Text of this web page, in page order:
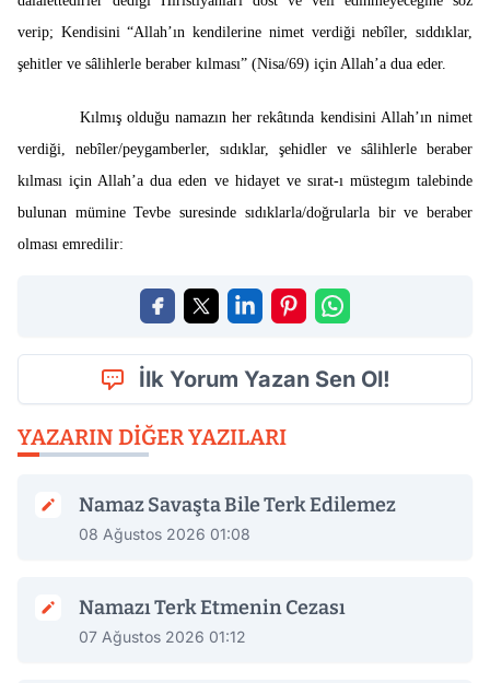
verip; Kendisini “Allah’ın kendilerine nimet verdiği nebîler, sıddıklar,
şehitler ve sâlihlerle beraber kılması” (Nisa/69) için Allah’a dua eder.
Kılmış olduğu namazın her rekâtında kendisini Allah’ın nimet
verdiği, nebîler/peygamberler, sıdıklar, şehidler ve sâlihlerle beraber
kılması için Allah’a dua eden ve hidayet ve sırat-ı müstegım talebinde
bulunan mümine Tevbe suresinde sıdıklarla/doğrularla bir ve beraber
olması emredilir:
İlk Yorum Yazan Sen Ol!
YAZARIN DIĞER YAZILARI
Namaz Savaşta Bile Terk Edilemez
08 Ağustos 2026 01:08
Namazı Terk Etmenin Cezası
07 Ağustos 2026 01:12